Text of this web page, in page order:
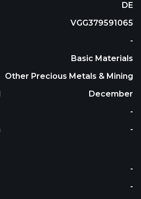
DE
VGG379591065
-
Basic Materials
Other Precious Metals & Mining
December
-
-
-
-